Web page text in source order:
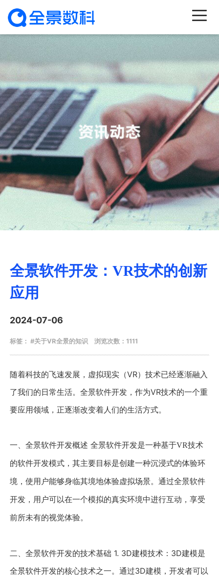
全景软件开发：VR技术的创新
应用
2024-07-06
标签： #关于VR全景的知识 浏览次数：1111
随着科技的飞速发展，虚拟现实（VR）技术已经逐渐融入
了我们的日常生活。全景软件开发，作为VR技术的一个重
要应用领域，正逐渐改变着人们的生活方式。
一、 全景软件开发概述 全景软件开发是一种基于VR技术
的软件开发模式，其主要目标是创建一种沉浸式的体验环
境，使用户能够身临其境地体验虚拟场景。通过全景软件
开发，用户可以在一个模拟的真实环境中进行互动，享受
前所未有的视觉体验。
二、 全景软件开发的技术基础 1. 3D建模技术：3D建模是
全景软件开发的核心技术之一。通过3D建模，开发者可以